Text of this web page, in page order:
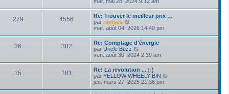
g
i
e
r
m
e
s
s
a
g
e
e
r
e
s
r
l
e
d
e
r
n
i
e
r
m
e
s
s
279 4556
Re: Trouver le meilleur prix …
par ramses
o
l
e
d
e
r
n
i
e
mar. août 04, 2026 14:40 pm
36 382
Re: Comptage d'énergie
par Uncle Buzz
o
l
e
d
e
ven. août 30, 2024 2:39 am
15 181
Re: La revolution ... ;-)
par YELLOW WHEELY BIN
jeu. mars 27, 2025 21:36 pm